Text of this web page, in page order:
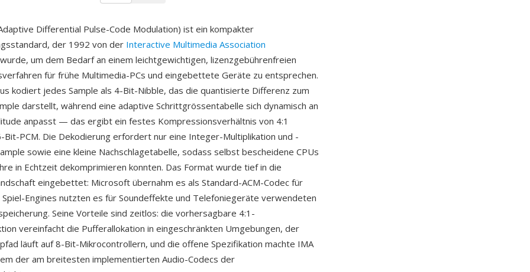
Differential Pulse-Code Modulation) ist ein kompakter
der 1992 von der Interactive Multimedia Association
um dem Bedarf an einem leichtgewichtigen, lizenzgebührenfreien
für frühe Multimedia-PCs und eingebettete Geräte zu entsprechen.
kodiert jedes Sample als 4-Bit-Nibble, das die quantisierte Differenz zum
darstellt, während eine adaptive Schrittgrössentabelle sich dynamisch an
anpasst — das ergibt ein festes Kompressionsverhältnis von 4:1
Bit-PCM. Die Dekodierung erfordert nur eine Integer-Multiplikation und -
sowie eine kleine Nachschlagetabelle, sodass selbst bescheidene CPUs
in Echtzeit dekomprimieren konnten. Das Format wurde tief in die
eingebettet: Microsoft übernahm es als Standard-ACM-Codec für
Spiel-Engines nutzten es für Soundeffekte und Telefoniegeräte verwendeten
Seine Vorteile sind zeitlos: die vorhersagbare 4:1-
vereinfacht die Pufferallokation in eingeschränkten Umgebungen, der
läuft auf 8-Bit-Mikrocontrollern, und die offene Spezifikation machte IMA
der am breitesten implementierten Audio-Codecs der